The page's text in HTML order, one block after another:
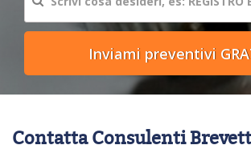
Contatta Consulenti